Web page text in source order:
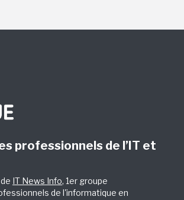
professionnels de l’IT et
IT News Info, 1er groupe
de l'informatique en